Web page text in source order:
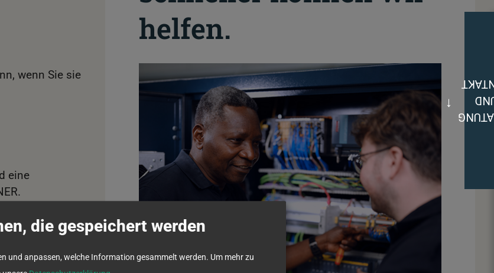
wenn Sie sie
eine
helfen.
die gespeichert werden
und anpassen, welche Information gesammelt werden. Um mehr zu